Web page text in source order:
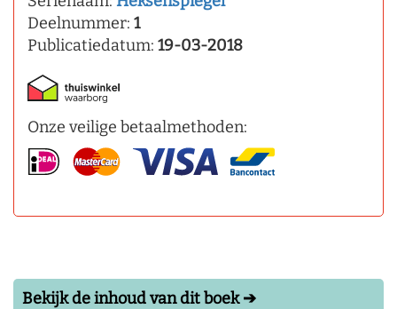
Deelnummer: 1
Publicatiedatum: 19-03-2018
Onze veilige betaalmethoden:
Bekijk de inhoud van dit boek ➔